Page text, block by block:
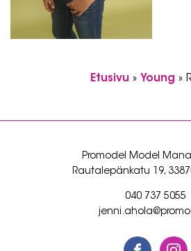
Etusivu » Young »
Promodel Model
Rautalepänkatu 19,
040 737 5055